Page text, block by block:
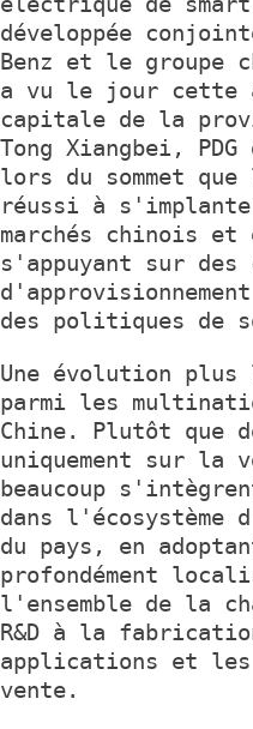
développée
Benz et le groupe
a vu le jour cette
capitale de la
Tong Xiangbei,
lors du sommet
réussi à
marchés chinois et
s'appuyant sur des
des politiques de
Une évolution
parmi les
Chine. Plutôt que
uniquement sur la
beaucoup
dans l'écosystème
du pays, en
profondément
l'ensemble de la
R&D à la
applications et
vente.